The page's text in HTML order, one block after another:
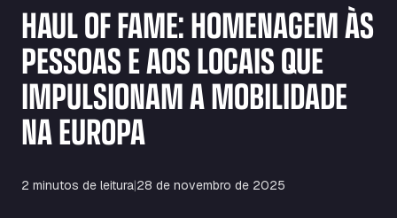
HAUL OF FAME: HOMENAGEM ÀS
PESSOAS E AOS LOCAIS QUE
IMPULSIONAM A MOBILIDADE
NA EUROPA
2 minutos de leitura|28 de novembro de 2025